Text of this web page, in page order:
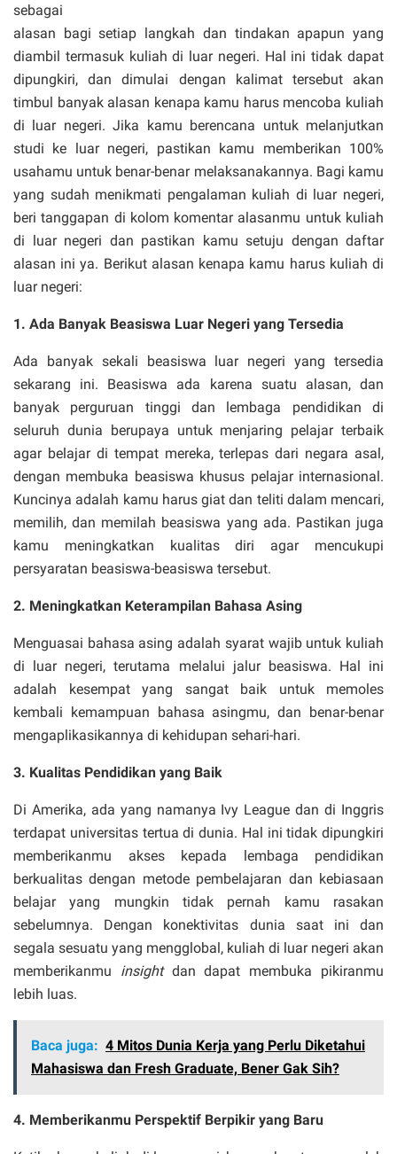
sebagai
alasan bagi setiap langkah dan tindakan apapun yang
diambil termasuk kuliah di luar negeri. Hal ini tidak dapat
dipungkiri, dan dimulai dengan kalimat tersebut akan
timbul banyak alasan kenapa kamu harus mencoba kuliah
di luar negeri. Jika kamu berencana untuk melanjutkan
studi ke luar negeri, pastikan kamu memberikan 100%
usahamu untuk benar-benar melaksanakannya. Bagi kamu
yang sudah menikmati pengalaman kuliah di luar negeri,
beri tanggapan di kolom komentar alasanmu untuk kuliah
di luar negeri dan pastikan kamu setuju dengan daftar
alasan ini ya. Berikut alasan kenapa kamu harus kuliah di
luar negeri:
1. Ada Banyak Beasiswa Luar Negeri yang Tersedia
Ada banyak sekali beasiswa luar negeri yang tersedia
sekarang ini. Beasiswa ada karena suatu alasan, dan
banyak perguruan tinggi dan lembaga pendidikan di
seluruh dunia berupaya untuk menjaring pelajar terbaik
agar belajar di tempat mereka, terlepas dari negara asal,
dengan membuka beasiswa khusus pelajar internasional.
Kuncinya adalah kamu harus giat dan teliti dalam mencari,
memilih, dan memilah beasiswa yang ada. Pastikan juga
kamu meningkatkan kualitas diri agar mencukupi
persyaratan beasiswa-beasiswa tersebut.
2. Meningkatkan Keterampilan Bahasa Asing
Menguasai bahasa asing adalah syarat wajib untuk kuliah
di luar negeri, terutama melalui jalur beasiswa. Hal ini
adalah kesempat yang sangat baik untuk memoles
kembali kemampuan bahasa asingmu, dan benar-benar
mengaplikasikannya di kehidupan sehari-hari.
3. Kualitas Pendidikan yang Baik
Di Amerika, ada yang namanya Ivy League dan di Inggris
terdapat universitas tertua di dunia. Hal ini tidak dipungkiri
memberikanmu akses kepada lembaga pendidikan
berkualitas dengan metode pembelajaran dan kebiasaan
belajar yang mungkin tidak pernah kamu rasakan
sebelumnya. Dengan konektivitas dunia saat ini dan
segala sesuatu yang mengglobal, kuliah di luar negeri akan
memberikanmu insightdan dapat membuka pikiranmu
lebih luas.
Baca juga: 4 Mitos Dunia Kerja yang Perlu Diketahui
Mahasiswa dan Fresh Graduate, Bener Gak Sih?
4. Memberikanmu Perspektif Berpikir yang Baru